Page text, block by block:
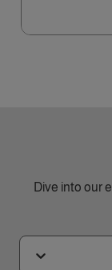
Dive into our